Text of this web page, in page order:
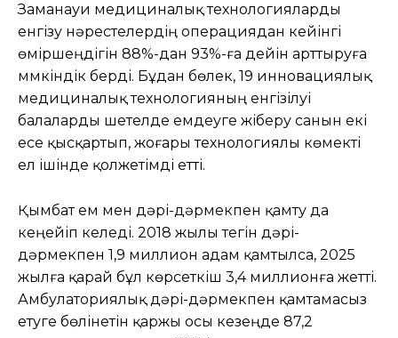
Заманауи медициналық технологияларды
енгізу нәрестелердің операциядан кейінгі
өміршеңдігін 88%-дан 93%-ға дейін арттыруға
мүмкіндік берді. Бұдан бөлек, 19 инновациялық
медициналық технологияның енгізілуі
балаларды шетелде емдеуге жіберу санын екі
есе қысқартып, жоғары технологиялы көмекті
ел ішінде қолжетімді етті.
Қымбат ем мен дәрі-дәрмекпен қамту да
кеңейіп келеді. 2018 жылы тегін дәрі-
дәрмекпен 1,9 миллион адам қамтылса, 2025
жылға қарай бұл көрсеткіш 3,4 миллионға жетті.
Амбулаториялық дәрі-дәрмекпен қамтамасыз
етуге бөлінетін қаржы осы кезеңде 87,2